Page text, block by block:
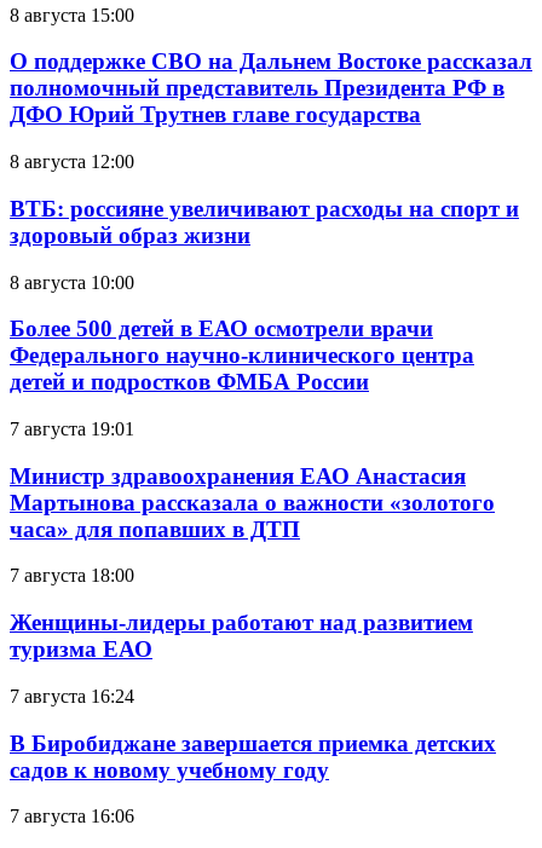
8 августа 15:00
О поддержке СВО на Дальнем Востоке рассказал
полномочный представитель Президента РФ в
ДФО Юрий Трутнев главе государства
8 августа 12:00
ВТБ: россияне увеличивают расходы на спорт и
здоровый образ жизни
8 августа 10:00
Более 500 детей в ЕАО осмотрели врачи
Федерального научно-клинического центра
детей и подростков ФМБА России
7 августа 19:01
Министр здравоохранения ЕАО Анастасия
Мартынова рассказала о важности «золотого
часа» для попавших в ДТП
7 августа 18:00
Женщины-лидеры работают над развитием
туризма ЕАО
7 августа 16:24
В Биробиджане завершается приемка детских
садов к новому учебному году
7 августа 16:06